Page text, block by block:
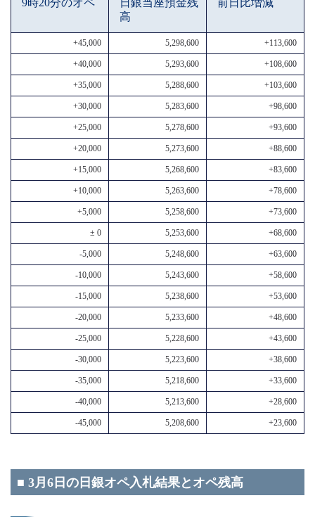
9時20分のオペ
日銀当座預金残
高
前日比増減
+45,000 5,298,600 +113,600
+40,000 5,293,600 +108,600
+35,000 5,288,600 +103,600
+30,000 5,283,600 +98,600
+25,000 5,278,600 +93,600
+20,000 5,273,600 +88,600
+15,000 5,268,600 +83,600
+10,000 5,263,600 +78,600
+5,000 5,258,600 +73,600
± 0 5,253,600 +68,600
-5,000 5,248,600 +63,600
-10,000 5,243,600 +58,600
-15,000 5,238,600 +53,600
-20,000 5,233,600 +48,600
-25,000 5,228,600 +43,600
-30,000 5,223,600 +38,600
-35,000 5,218,600 +33,600
-40,000 5,213,600 +28,600
-45,000 5,208,600 +23,600
■ 3月6日の日銀オペ入札結果とオペ残高